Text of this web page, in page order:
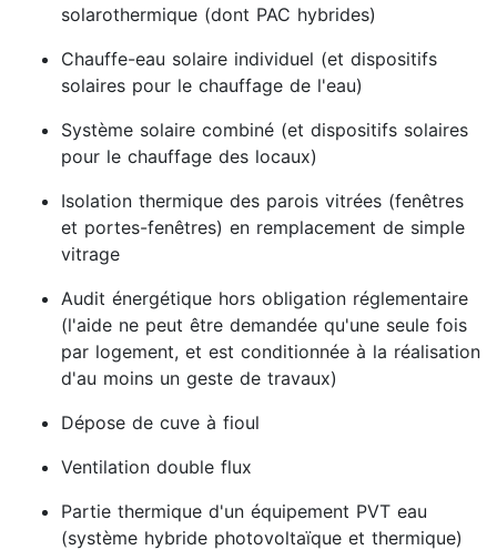
solarothermique (dont PAC hybrides)
Chauffe-eau solaire individuel (et dispositifs
solaires pour le chauffage de l'eau)
Système solaire combiné (et dispositifs solaires
pour le chauffage des locaux)
Isolation thermique des parois vitrées (fenêtres
et portes-fenêtres) en remplacement de simple
vitrage
Audit énergétique hors obligation réglementaire
(l'aide ne peut être demandée qu'une seule fois
par logement, et est conditionnée à la réalisation
d'au moins un geste de travaux)
Dépose de cuve à fioul
Ventilation double flux
Partie thermique d'un équipement PVT eau
(système hybride photovoltaïque et thermique)